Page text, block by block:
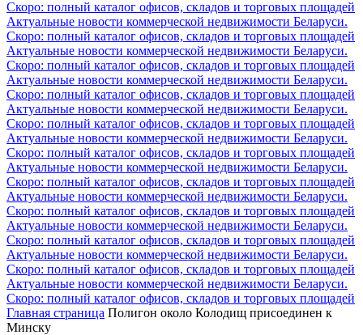
Скоро: полный каталог офисов, складов и торговых площадей
Актуальные новости коммерческой недвижимости Беларуси.
Скоро: полный каталог офисов, складов и торговых площадей
Актуальные новости коммерческой недвижимости Беларуси.
Скоро: полный каталог офисов, складов и торговых площадей
Актуальные новости коммерческой недвижимости Беларуси.
Скоро: полный каталог офисов, складов и торговых площадей
Актуальные новости коммерческой недвижимости Беларуси.
Скоро: полный каталог офисов, складов и торговых площадей
Актуальные новости коммерческой недвижимости Беларуси.
Скоро: полный каталог офисов, складов и торговых площадей
Актуальные новости коммерческой недвижимости Беларуси.
Скоро: полный каталог офисов, складов и торговых площадей
Актуальные новости коммерческой недвижимости Беларуси.
Скоро: полный каталог офисов, складов и торговых площадей
Актуальные новости коммерческой недвижимости Беларуси.
Скоро: полный каталог офисов, складов и торговых площадей
Актуальные новости коммерческой недвижимости Беларуси.
Скоро: полный каталог офисов, складов и торговых площадей
Актуальные новости коммерческой недвижимости Беларуси.
Скоро: полный каталог офисов, складов и торговых площадей
Главная страница Полигон около Колодищ присоединен к
Минску